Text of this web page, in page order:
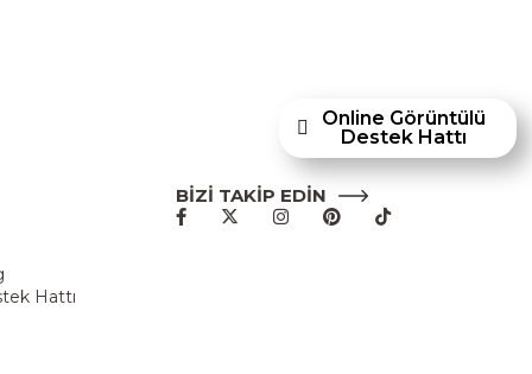
Hattı
BİZİ TAKİP EDİN
Online Görüntülü
Destek Hattı